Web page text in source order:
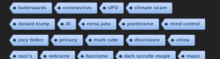
buitenaards coronavirus UFO climate scam
donald trump AI mrna jabs poetinisme mind control
joey biden privacy mark rutte disclosure china
nazi’s oekraine fascisme dark occulte magie maan